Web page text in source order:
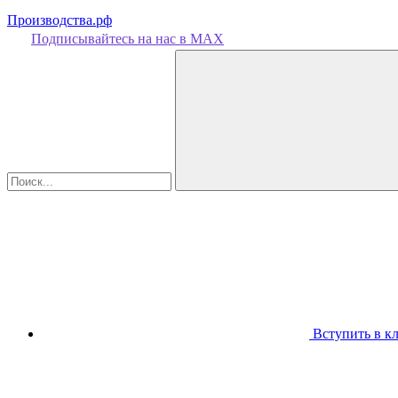
Производства.рф
Подписывайтесь на нас в MAX
Вступить в